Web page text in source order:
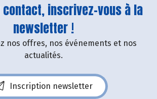
contact, inscrivez-vous à la
newsletter !
nos offres, nos événements et nos
actualités.
Inscription newsletter